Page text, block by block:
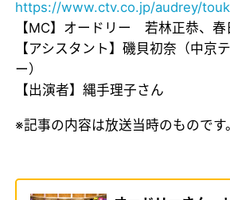
https://www.ctv.co.jp/audrey/
【MC】オードリー 若林正恭、春
【アシスタント】磯貝初奈（中京
ー）
【出演者】縄手理子さん
※記事の内容は放送当時のものです